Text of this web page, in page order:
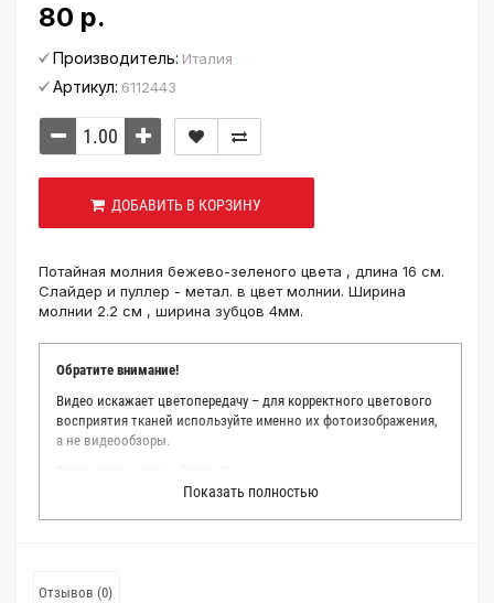
80 р.
Производитель: Италия
Артикул: 6112443
ДОБАВИТЬ В КОРЗИНУ
Потайная молния бежево-зеленого цвета , длина 16 см.
Слайдер и пуллер - метал. в цвет молнии. Ширина
молнии 2.2 см , ширина зубцов 4мм.
Обратите внимание!
Видео искажает цветопередачу – для корректного цветового
восприятия тканей используйте именно их фотоизображения,
а не видеообзоры.
Мы делаем все возможное, чтобы точно описать цвет каждой
ткани из нашего каталога. Мы осматриваем и фотографируем
Показать полностью
Отзывов (0)